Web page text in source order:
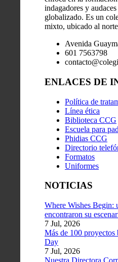
indagadores y
globalizado. Es un
mixto, ubicado al
Avenida
601 7563798
ENLACES DE
Política de
Línea ética
Biblioteca CCG
Escuela para
Phidias CCG
Directorio
Formatos
Uniformes
NOTICIAS
Where Wishes Begin:
encontraron su
7 Jul, 2026
Más de 100
Day
7 Jul, 2026
Nuestra Directora